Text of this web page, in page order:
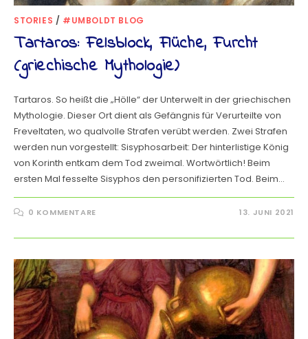
STORIES / #UMBOLDT BLOG
Tartaros: Felsblock, Flüche, Furcht
(griechische Mythologie)
Tartaros. So heißt die „Hölle“ der Unterwelt in der griechischen
Mythologie. Dieser Ort dient als Gefängnis für Verurteilte von
Freveltaten, wo qualvolle Strafen verübt werden. Zwei Strafen
werden nun vorgestellt: Sisyphosarbeit: Der hinterlistige König
von Korinth entkam dem Tod zweimal. Wortwörtlich! Beim
ersten Mal fesselte Sisyphos den personifizierten Tod. Beim…
0 KOMMENTARE 13. JUNI 2021